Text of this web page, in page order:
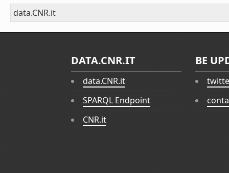
data.CNR.it
DATA.CNR.IT
data.CNR.it
SPARQL Endpoint
CNR.it
BE